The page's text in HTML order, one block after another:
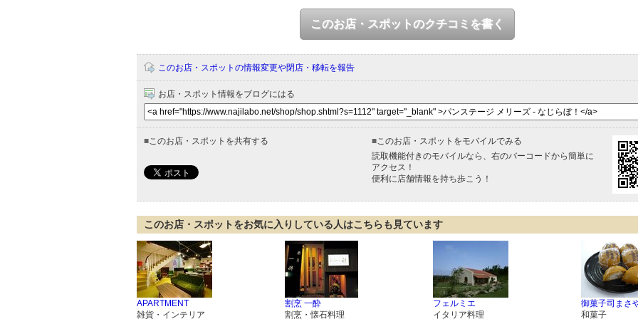
このお店・スポットのクチコミを書く
このお店・スポットの情報変更や閉店・移転を報告
お店・スポット情報をブログにはる
■このお店・スポットを共有する ■このお店・スポットをモバイルでみる
読取機能付きのモバイルなら、右のバーコードから簡単に
アクセス！
便利に店舗情報を持ち歩こう！
このお店・スポットをお気に入りしている人はこちらも見ています
APARTMENT
雑貨・インテリア
割烹 一酔
割烹・懐石料理
フェルミエ
イタリア料理
御菓子司まさ
和菓子